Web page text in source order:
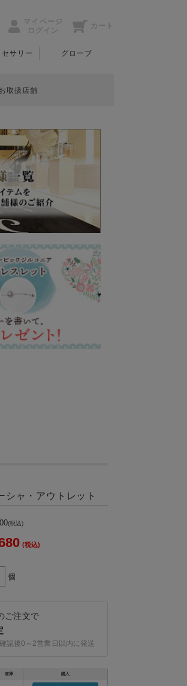
マイページ
ログイン
カート
サリー グローブ
お取扱店舗
シャ・アウトレット
(税込)
(税込)
個
ご注文で
認後0～2営業日以内に発送
在庫 購入